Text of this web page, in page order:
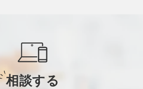
相談する